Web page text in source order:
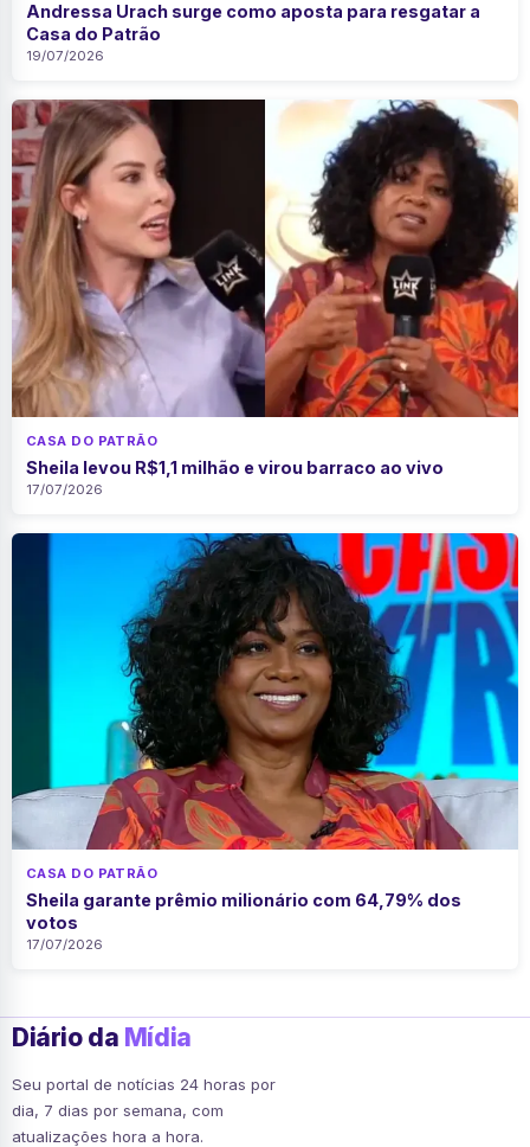
Andressa Urach surge como aposta para resgatar a
Casa do Patrão
19/07/2026
CASA DO PATRÃO
Sheila levou R$1,1 milhão e virou barraco ao vivo
17/07/2026
CASA DO PATRÃO
Sheila garante prêmio milionário com 64,79% dos
votos
17/07/2026
Diário da Mídia
Seu portal de notícias 24 horas por
dia, 7 dias por semana, com
atualizações hora a hora.